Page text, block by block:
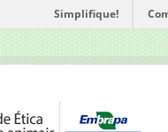
Simplifique!